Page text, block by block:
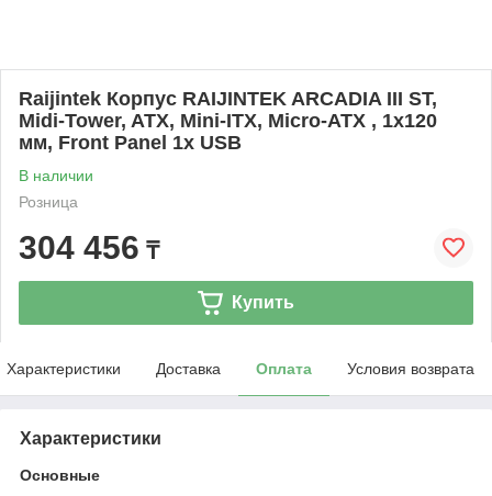
Raijintek Корпус RAIJINTEK ARCADIA III ST,
Midi-Tower, ATX, Mini-ITX, Micro-ATX , 1х120
мм, Front Panel 1x USB
В наличии
Розница
304 456 ₸
Купить
Характеристики Доставка Оплата Условия возврата
Характеристики
Основные